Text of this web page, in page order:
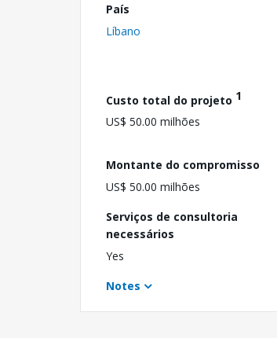
País
Líbano
Custo total do projeto 1
US$ 50.00 milhões
Montante do compromisso
US$ 50.00 milhões
Serviços de consultoria
necessários
Yes
Notes